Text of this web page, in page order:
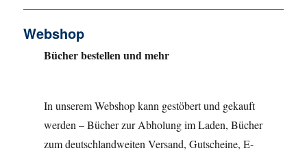
Webshop
Bücher bestellen und mehr
In unserem Webshop kann gestöbert und gekauft
werden – Bücher zur Abholung im Laden, Bücher
zum deutschlandweiten Versand, Gutscheine, E-